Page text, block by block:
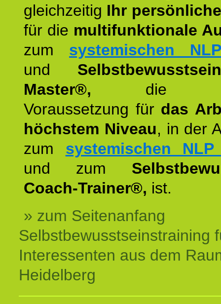
gleichzeitig Ihr
für die multifunktionale
zum systemischen
und
Master®, die
Voraussetzung für das
höchstem Niveau, in der
zum systemischen
und zum
Coach-Trainer®, ist.
» zum Seitenanfang
Selbstbewusstseinstraining
Interessenten aus dem
Heidelberg